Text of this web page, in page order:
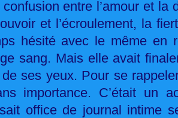
entre l’amour et la
et l’écroulement, la
hésité avec le même en
sang. Mais elle avait
ses yeux. Pour se
importance. C’était un
office de journal intime